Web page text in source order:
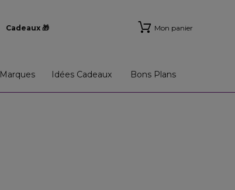
Cadeaux 🎁 Mon panier
Marques Idées Cadeaux Bons Plans